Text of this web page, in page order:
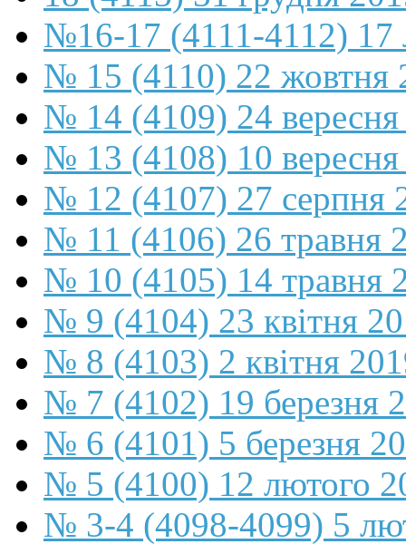
№16-17 (4111-4112) 17
№ 15 (4110) 22 жовтня
№ 14 (4109) 24
№ 13 (4108) 10
№ 12 (4107) 27 серпня
№ 11 (4106) 26 травня
№ 10 (4105) 14 травня
№ 9 (4104) 23 квітня
№ 8 (4103) 2 квітня
№ 7 (4102) 19 березня
№ 6 (4101) 5 березня
№ 5 (4100) 12 лютого
№ 3-4 (4098-4099) 5